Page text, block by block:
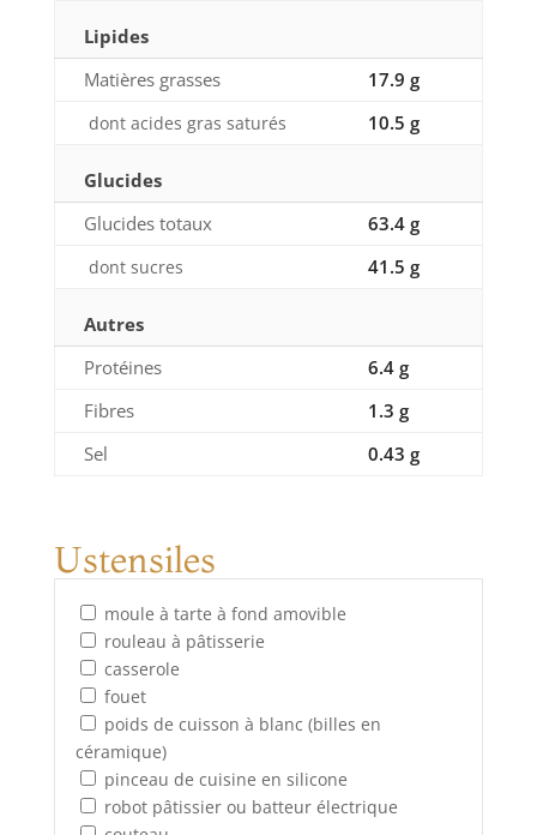
Lipides
Matières grasses
17.9 g
dont acides gras saturés 10.5 g
Glucides
Glucides totaux
63.4 g
dont sucres 41.5 g
Autres
Protéines
6.4 g
Fibres
1.3 g
Sel
0.43 g
Ustensiles
moule à tarte à fond amovible
rouleau à pâtisserie
casserole
fouet
poids de cuisson à blanc (billes en
céramique)
pinceau de cuisine en silicone
robot pâtissier ou batteur électrique